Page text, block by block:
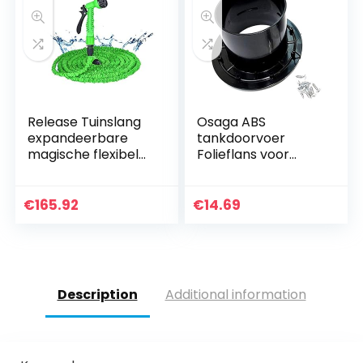
Release Tuinslang
expandeerbare
magische flexibele
slangen pijp met
€165.92
Osaga ABS
tankdoorvoer
Folieflans voor
tankverbinding
€14.69
Description Additional information